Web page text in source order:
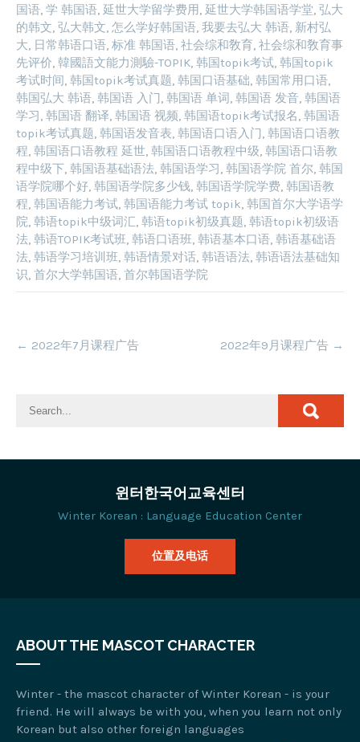
国语, 学 韩国语, 延世大学留学费用, 延世大学韩国语学堂, 弘大
的韩文, 弘大韩文, 怎么学好韩国语, 我要去弘大 韩语, 新村弘
大, 日常韩语口语, 标准 韩国语, 社会综和敎育, 社会综和敎育事
先评价, 韓國語文能力測驗-TOPIK, 韩国topik考试, 韩国topik
考试时间, 韩国topik考试真题, 韩国口语基础, 韩国常用口语,
韩国弘大 韩语, 韩国语 入门, 韩国语 单词 , 韩国语 发音, 韩国语
学习, 韩国语 翻译, 韩国语 视频, 韩国语topik考试报名, 韩国语
topik考试真题, 韩国语发音表, 韩国语口语入门, 韩国语口语教
程, 韩国语口语教程 延世, 韩国语口语教程中级, 韩国语口语教
程中级下, 韩国语基础语法, 韩国语学习, 韩国语学院 首尔, 韩国
语学院哪个好, 韩国语学院多少钱, 韩国语学院学费, 韩国语教
程, 韩国语能力考试, 韩国语能力考试 topik, 韩国首尔大学语学
院, 韩语topik中级词汇, 韩语topik初级真题, 韩语topik初级语
法, 韩语TOPIK考试班, 韩语口语班, 韩语基本口语, 韩语基础语
法, 韩语学习培训班, 韩语情景对话, 韩语语法, 韩语语法基础知
识, 首尔大学韩国语, 首尔韩国语学院
navigation
← 2022年7月课程广告 2022年9月课程广告 →
윈터한국어교육센터
Winter Korean : Language Education Center
位置及电话
ABOUT THE MASCOT CHARACTER
Winter - the mascot character of Winter Korean - is your
friend. He will always be with you, when you learn not only
Korean but also other foreign languages